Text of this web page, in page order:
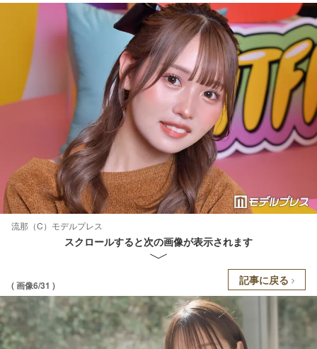
流那（C）モデルプレス
スクロールすると次の画像が表示されます
( 画像6/31 ) 記事に戻る